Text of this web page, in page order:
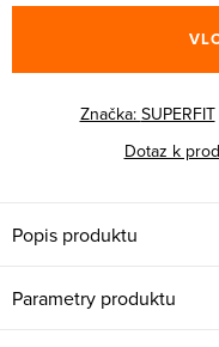
cena:
Značka: SUPERFIT
Dotaz k
Popis produktu
Parametry produktu